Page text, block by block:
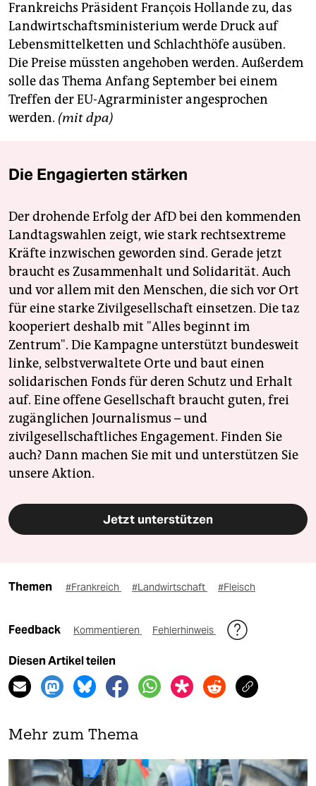
Frankreichs Präsident François Hollande zu, das
Landwirtschaftsministerium werde Druck auf
Lebensmittelketten und Schlachthöfe ausüben.
Die Preise müssten angehoben werden. Außerdem
solle das Thema Anfang September bei einem
Treffen der EU-Agrarminister angesprochen
werden. (mit dpa)
Die Engagierten stärken
Der drohende Erfolg der AfD bei den kommenden
Landtagswahlen zeigt, wie stark rechtsextreme
Kräfte inzwischen geworden sind. Gerade jetzt
braucht es Zusammenhalt und Solidarität. Auch
und vor allem mit den Menschen, die sich vor Ort
für eine starke Zivilgesellschaft einsetzen. Die taz
kooperiert deshalb mit "Alles beginnt im
Zentrum". Die Kampagne unterstützt bundesweit
linke, selbstverwaltete Orte und baut einen
solidarischen Fonds für deren Schutz und Erhalt
auf. Eine offene Gesellschaft braucht guten, frei
zugänglichen Journalismus – und
zivilgesellschaftliches Engagement. Finden Sie
auch? Dann machen Sie mit und unterstützen Sie
unsere Aktion.
Jetzt unterstützen
Themen #Frankreich #Landwirtschaft #Fleisch
Feedback Kommentieren Fehlerhinweis
Diesen Artikel teilen
Mehr zum Thema